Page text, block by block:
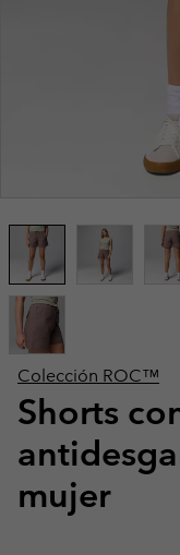
Colección ROC™
Shorts
mujer